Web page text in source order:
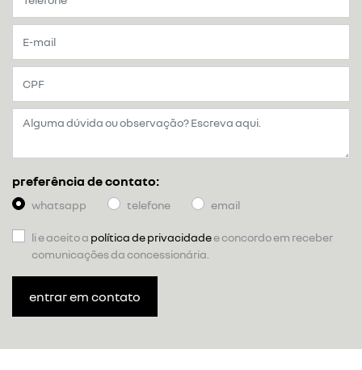
preferência de contato:
whatsapp telefone email
li e aceito a política de privacidadee concordo em receber
comunicações da concessionária.
entrar em contato